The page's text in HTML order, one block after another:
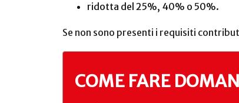
ridotta del 25%, 40% o 50%.
Se non sono presenti i requisiti
COME FARE